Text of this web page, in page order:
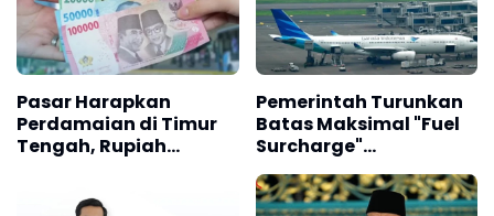
Pasar Harapkan
Perdamaian di Timur
Tengah, Rupiah
Pemerintah Turunkan
Batas Maksimal "Fuel
Surcharge"
Penerbangan Jadi 30
Persen